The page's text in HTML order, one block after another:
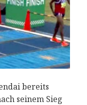
bereits
seinem Sieg